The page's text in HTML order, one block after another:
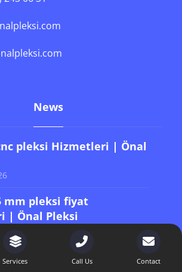
News
pleksi Hizmetleri | Önal
mm pleksi fiyat
| Önal Pleksi
Services Call Us Contact